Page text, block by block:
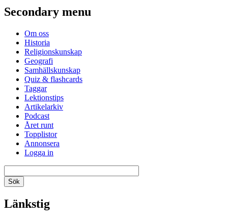
Secondary menu
Om oss
Historia
Religionskunskap
Geografi
Samhällskunskap
Quiz & flashcards
Taggar
Lektionstips
Artikelarkiv
Podcast
Året runt
Topplistor
Annonsera
Logga in
Länkstig